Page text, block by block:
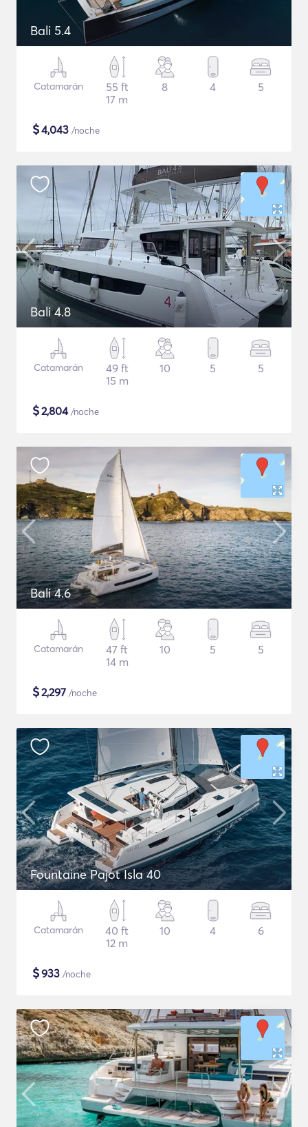
Bali 5.4
Catamarán
55 ft
17 m
8 4 5
$4,043 /noche
Bali 4.8
Catamarán
49 ft
15 m
10 5 5
$2,804/noche
Bali 4.6
Catamarán
47 ft
14 m
10 5 5
$2,297 /noche
Fountaine Pajot Isla 40
Catamarán
40 ft
12 m
10 4 6
$933 /noche